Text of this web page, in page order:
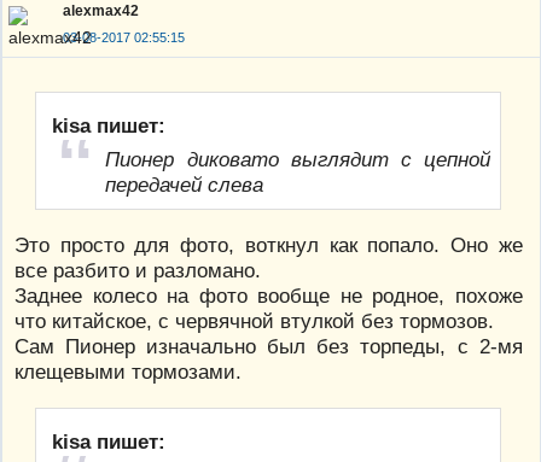
alexmax42
03-08-2017 02:55:15
kisa пишет:
Пионер диковато выглядит с цепной
передачей слева
Это просто для фото, воткнул как попало. Оно же
все разбито и разломано.
Заднее колесо на фото вообще не родное, похоже
что китайское, с червячной втулкой без тормозов.
Сам Пионер изначально был без торпеды, с 2-мя
клещевыми тормозами.
kisa пишет: